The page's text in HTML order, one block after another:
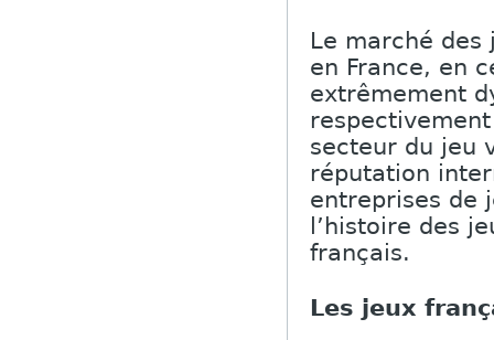
Le marché
en France, en
extrêmement
secteur du jeu
réputation
entreprises de
l’histoire des
français.
Les jeux